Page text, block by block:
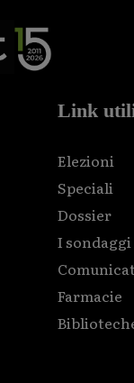
Link
Elezioni
Speciali
Dossier
I
Farmacie